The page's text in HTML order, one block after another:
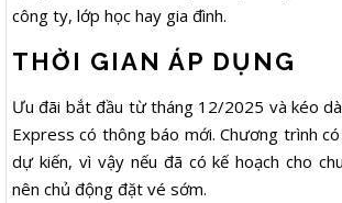
công ty, lớp học hay gia đình.
THỜI GIAN ÁP DỤNG
Ưu đãi bắt đầu từ tháng 12/2025 và kéo
Express có thông báo mới. Chương trình
dự kiến, vì vậy nếu đã có kế hoạch cho
nên chủ động đặt vé sớm.